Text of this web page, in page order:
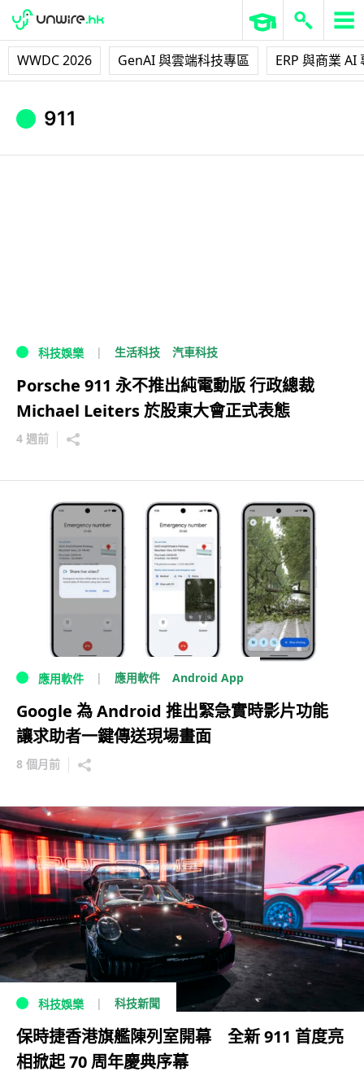
WWDC 2026 GenAI 與雲端科技專區 ERP 與商業 AI
911
科技娛樂 生活科技 汽車科技
Porsche 911 永不推出純電動版 行政總裁
Michael Leiters 於股東大會正式表態
4 週前
應用軟件 應用軟件 Android App
Google 為 Android 推出緊急實時影片功能
讓求助者一鍵傳送現場畫面
8 個月前
科技娛樂 科技新聞
保時捷香港旗艦陳列室開幕 全新 911 首度亮
相掀起 70 周年慶典序幕